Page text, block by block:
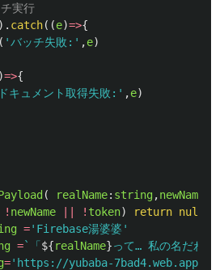
実行
catch((e)=>{
( 'バッチ失敗: ' ,e)
)=>{
ドキュメント取得失敗: ' ,e)
( realName: string,newName
! newName ! token) return null
=' Firebase湯婆婆'
=`「 ${realName}って… 私の名だわ。
=' https://yubaba-7bad4.web.app/